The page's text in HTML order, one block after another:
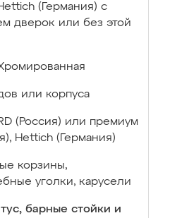
(Германия) с
дверок или без этой
или корпуса
(Россия) или премиум
Hettich (Германия)
корзины,
уголки, карусели
барные стойки и